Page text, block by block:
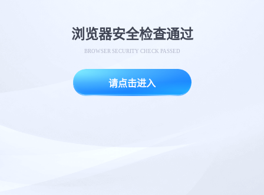
浏览器安全检查通过
BROWSER SECURITY CHECK PASSED
请点击进入